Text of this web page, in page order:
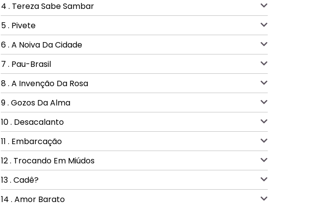
4 . Tereza Sabe Sambar
5 . Pivete
6 . A Noiva Da Cidade
7 . Pau-Brasil
8 . A Invenção Da Rosa
9 . Gozos Da Alma
10 . Desacalanto
11 . Embarcação
12 . Trocando Em Miúdos
13 . Cadê?
14 . Amor Barato